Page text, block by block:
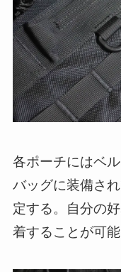
各ポーチにはベ
バッグに装備さ
定する。自分の
着することが可能